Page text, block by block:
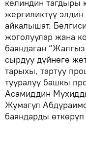
келиндин тагдыры
жергиликтүү
айкалышат.
жоголуулар жана
баяндаган
сырдуу дүйнөгө
тарыхы, тартуу
тууралуу башкы
Асамиддин
Жумагул
баяндарды